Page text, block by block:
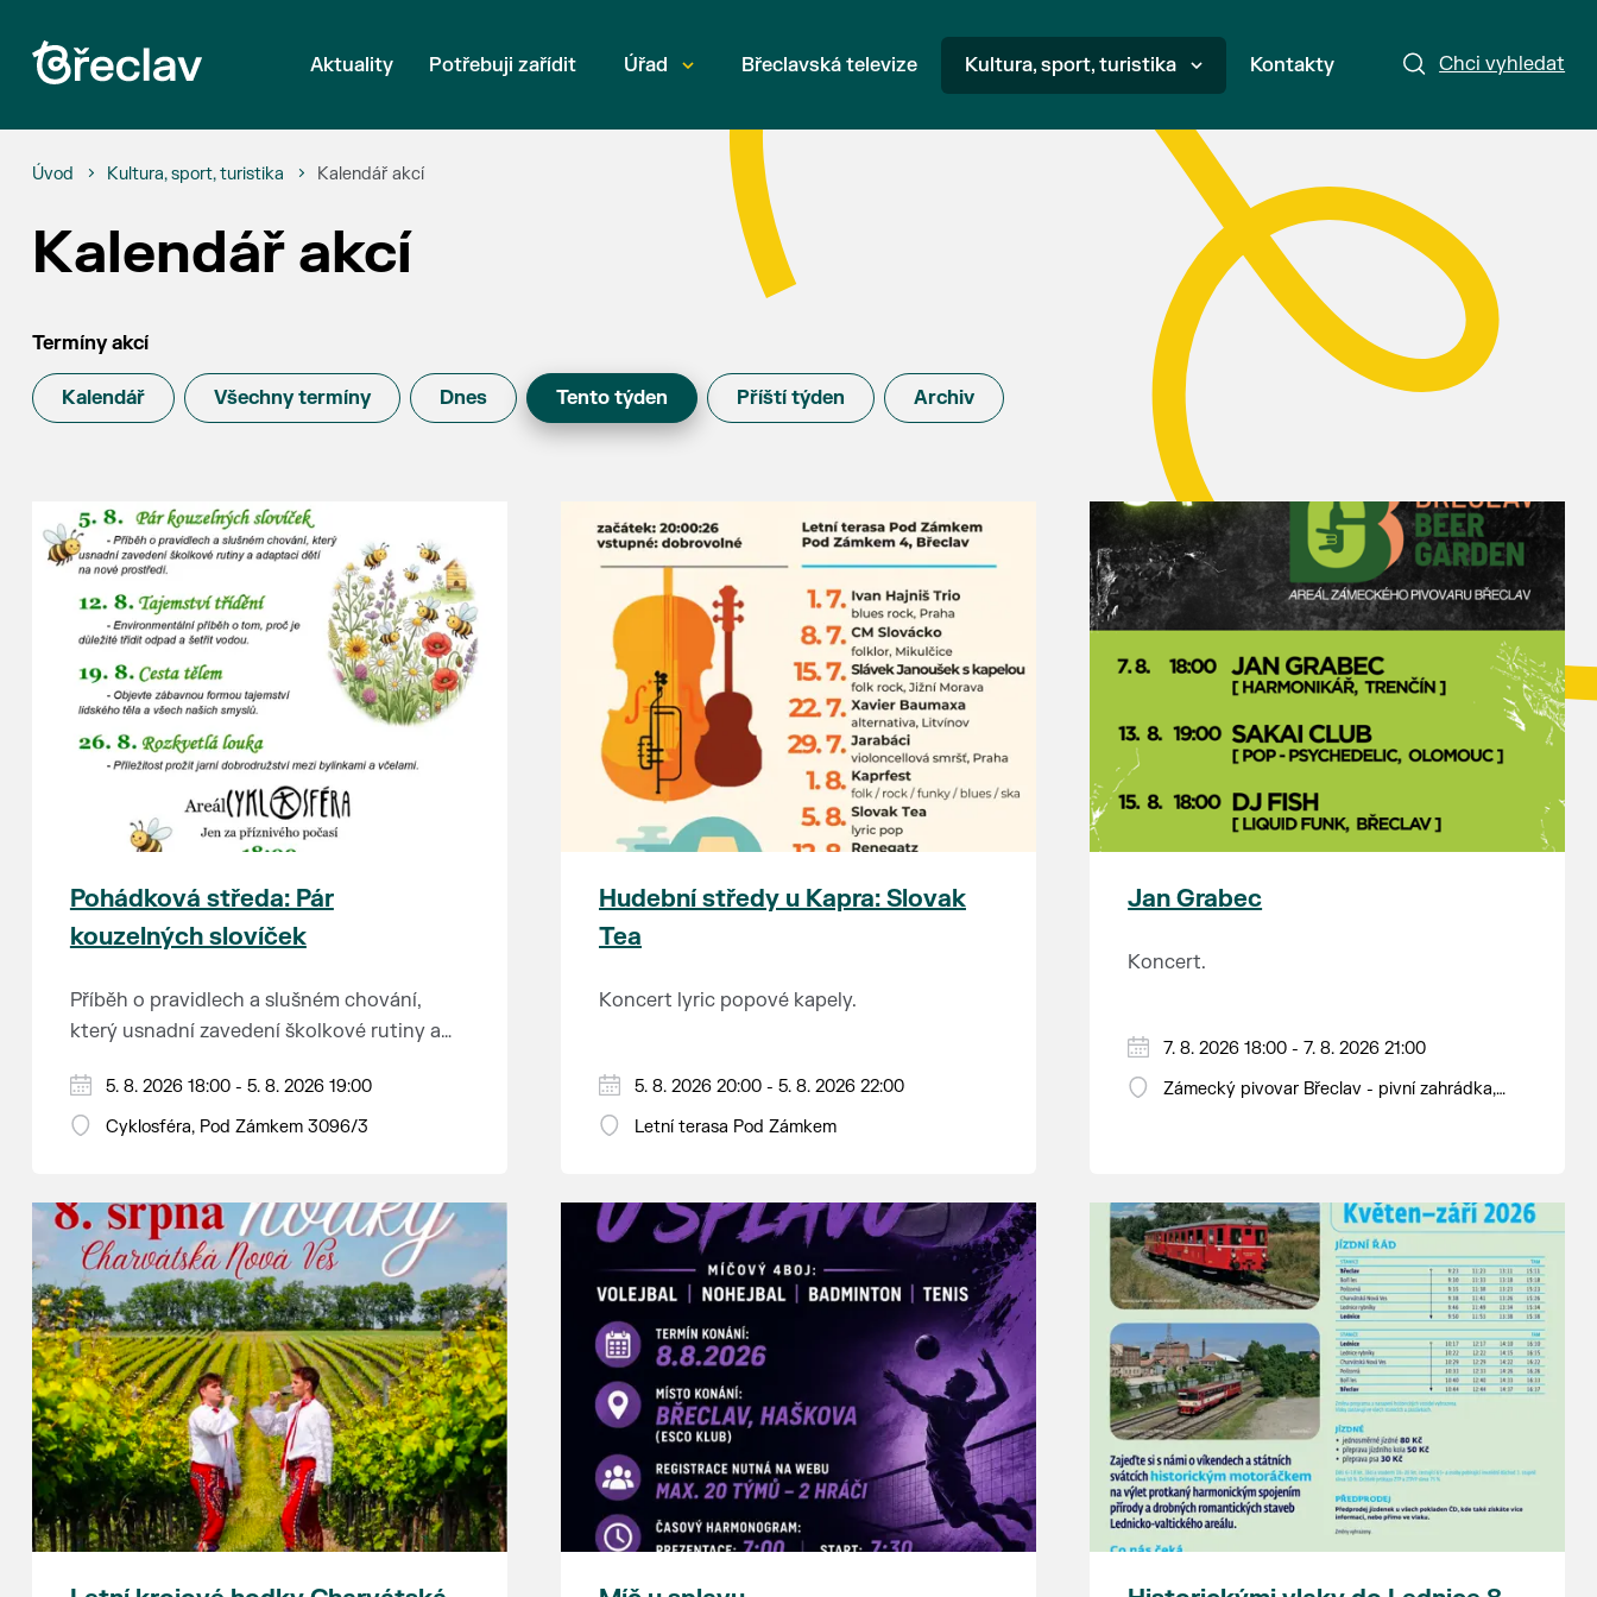
Chci vyhledat
Aktuality Potřebuji zařídit Úřad Břeclavská televize Kultura, sport, turistika Kontakty
Úvod Kultura, sport, turistika Kalendář akcí
Kalendář akcí
Termíny akcí
Kalendář Všechny termíny Dnes Tento týden Příští týden Archiv
Pohádková středa: Pár
kouzelných slovíček
Příběh o pravidlech a slušném chování,
který usnadní zavedení školkové rutiny a
Hraje se jen za příznivého počasí.
Vstupné dobrovolné.
5. 8. 2026 18:00 - 5. 8. 2026 19:00
Cyklosféra, Pod Zámkem 3096/3
Hudební středy u Kapra: Slovak
Tea
Koncert lyric popové kapely.
5. 8. 2026 20:00 - 5. 8. 2026 22:00
Letní terasa Pod Zámkem
Jan Grabec
Koncert.
7. 8. 2026 18:00 - 7. 8. 2026 21:00
Zámecký pivovar Břeclav - pivní zahrádka,